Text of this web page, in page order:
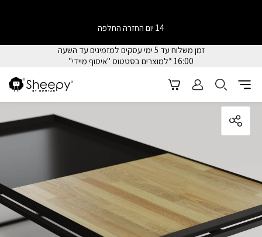
זמן משלוח עד 5 ימי עסקים למזמינים עד השעה
16:00 *למוצרים בסטטוס "איסוף מיידי"
14 יום החזרה החלפה